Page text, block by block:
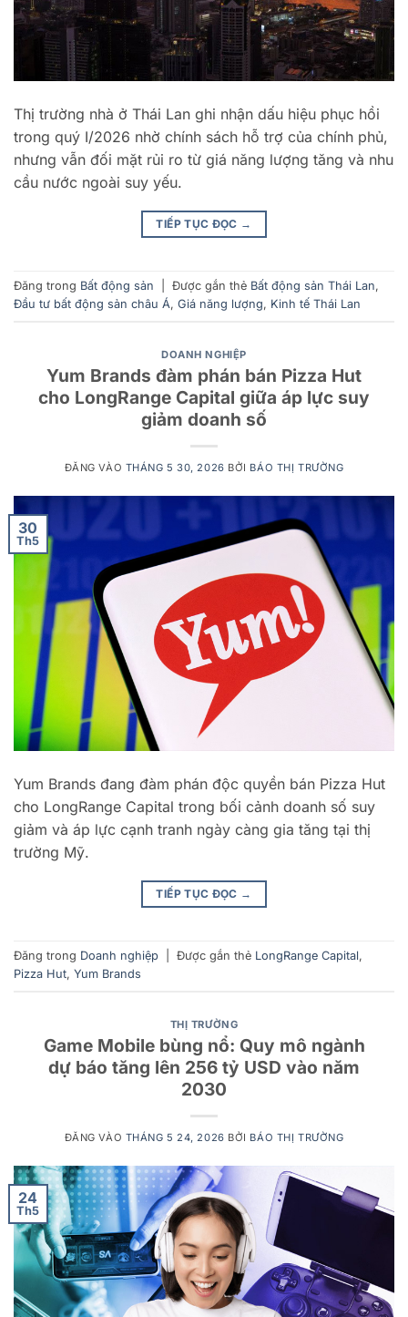
Thị trường nhà ở Thái Lan ghi nhận dấu hiệu phục hồi
trong quý I/2026 nhờ chính sách hỗ trợ của chính phủ,
nhưng vẫn đối mặt rủi ro từ giá năng lượng tăng và nhu
cầu nước ngoài suy yếu.
TIẾP TỤC ĐỌC →
Đăng trong Bất động sản Được gắn thẻ Bất động sản Thái Lan,
Đầu tư bất động sản châu Á, Giá năng lượng, Kinh tế Thái Lan
DOANH NGHIỆP
Yum Brands đàm phán bán Pizza Hut
cho LongRange Capital giữa áp lực suy
giảm doanh số
ĐĂNG VÀO THÁNG 5 30, 2026 BỞI BÁO THỊ TRƯỜNG
30
Th5
Yum Brands đang đàm phán độc quyền bán Pizza Hut
cho LongRange Capital trong bối cảnh doanh số suy
giảm và áp lực cạnh tranh ngày càng gia tăng tại thị
trường Mỹ.
TIẾP TỤC ĐỌC →
Đăng trong Doanh nghiệp Được gắn thẻ LongRange Capital,
Pizza Hut, Yum Brands
THỊ TRƯỜNG
Game Mobile bùng nổ: Quy mô ngành
dự báo tăng lên 256 tỷ USD vào năm
2030
ĐĂNG VÀO THÁNG 5 24, 2026 BỞI BÁO THỊ TRƯỜNG
24
Th5